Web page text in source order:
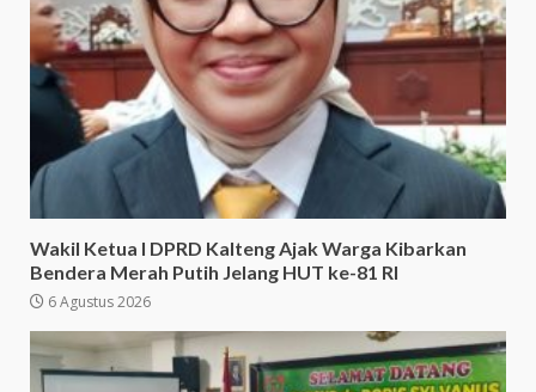
Wakil Ketua I DPRD Kalteng Ajak Warga Kibarkan
Bendera Merah Putih Jelang HUT ke-81 RI
6 Agustus 2026